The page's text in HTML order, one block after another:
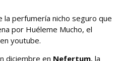
la perfumería nicho seguro que
por Huéleme Mucho, el
youtube.
diciembre en Nefertum, la